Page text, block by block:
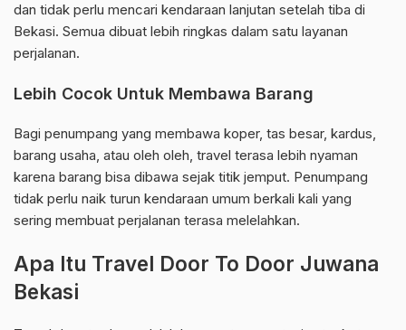
dan tidak perlu mencari kendaraan lanjutan setelah tiba di
Bekasi. Semua dibuat lebih ringkas dalam satu layanan
perjalanan.
Lebih Cocok Untuk Membawa Barang
Bagi penumpang yang membawa koper, tas besar, kardus,
barang usaha, atau oleh oleh, travel terasa lebih nyaman
karena barang bisa dibawa sejak titik jemput. Penumpang
tidak perlu naik turun kendaraan umum berkali kali yang
sering membuat perjalanan terasa melelahkan.
Apa Itu Travel Door To Door Juwana
Bekasi